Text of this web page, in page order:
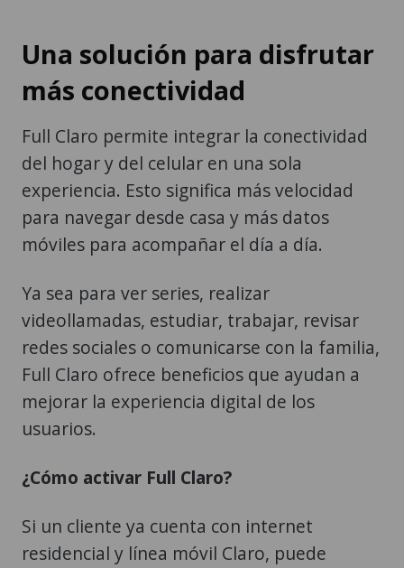
Una solución para disfrutar
más conectividad
Full Claro permite integrar la conectividad
del hogar y del celular en una sola
experiencia. Esto significa más velocidad
para navegar desde casa y más datos
móviles para acompañar el día a día.
Ya sea para ver series, realizar
videollamadas, estudiar, trabajar, revisar
redes sociales o comunicarse con la familia,
Full Claro ofrece beneficios que ayudan a
mejorar la experiencia digital de los
usuarios.
¿Cómo activar Full Claro?
Si un cliente ya cuenta con internet
residencial y línea móvil Claro, puede